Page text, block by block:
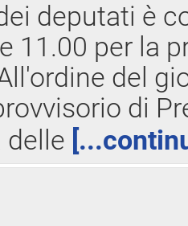
deputati è
11.00 per la
del
di
delle